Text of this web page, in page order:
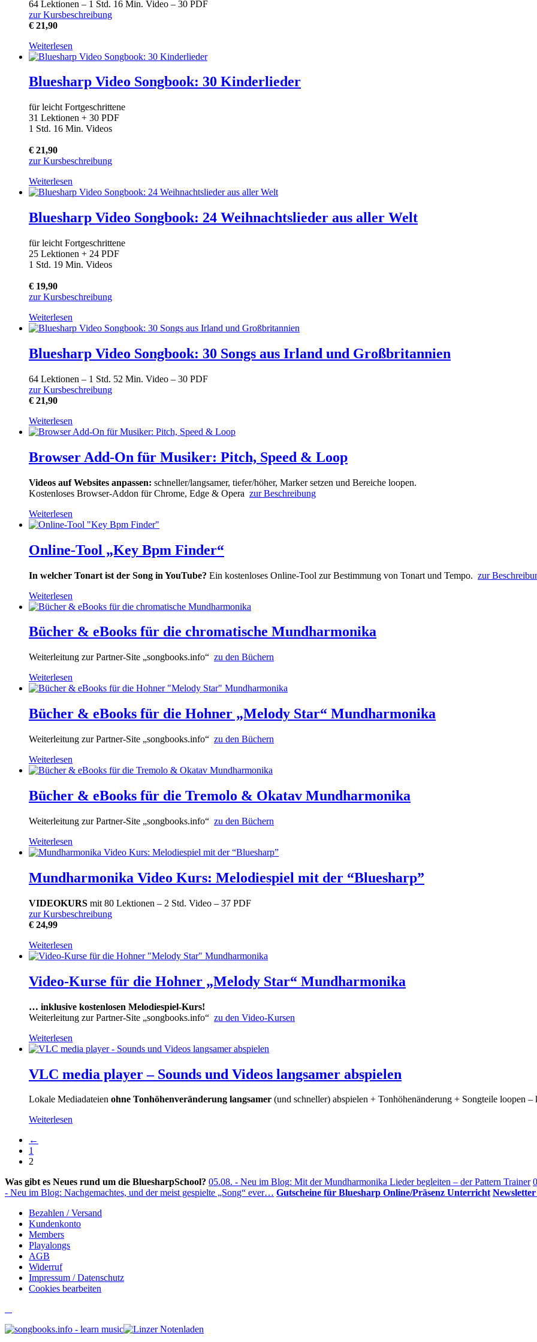
64 Lektionen – 1 Std. 16 Min. Video – 30 PDF
zur Kursbeschreibung
€ 21,90
Weiterlesen
Bluesharp Video Songbook: 30 Kinderlieder
für leicht Fortgeschrittene
31 Lektionen + 30 PDF
1 Std. 16 Min. Videos
€ 21,90
zur Kursbeschreibung
Weiterlesen
Bluesharp Video Songbook: 24 Weihnachtslieder aus aller Welt
für leicht Fortgeschrittene
25 Lektionen + 24 PDF
1 Std. 19 Min. Videos
€ 19,90
zur Kursbeschreibung
Weiterlesen
Bluesharp Video Songbook: 30 Songs aus Irland und Großbritannien
64 Lektionen – 1 Std. 52 Min. Video – 30 PDF
zur Kursbeschreibung
€ 21,90
Weiterlesen
Browser Add-On für Musiker: Pitch, Speed & Loop
Videos auf Websites anpassen: schneller/langsamer, tiefer/höher, Marker setzen und Bereiche loopen.
Kostenloses Browser-Addon für Chrome, Edge & Opera zur Beschreibung
Weiterlesen
Online-Tool „Key Bpm Finder“
In welcher Tonart ist der Song in YouTube? Ein kostenloses Online-Tool zur Bestimmung von Tonart und Tempo. zur
Weiterlesen
Bücher & eBooks für die chromatische Mundharmonika
Weiterleitung zur Partner-Site „songbooks.info“ zu den Büchern
Weiterlesen
Bücher & eBooks für die Hohner „Melody Star“ Mundharmonika
Weiterleitung zur Partner-Site „songbooks.info“ zu den Büchern
Weiterlesen
Bücher & eBooks für die Tremolo & Okatav Mundharmonika
Weiterleitung zur Partner-Site „songbooks.info“ zu den Büchern
Weiterlesen
Mundharmonika Video Kurs: Melodiespiel mit der “Bluesharp”
VIDEOKURS mit 80 Lektionen – 2 Std. Video – 37 PDF
zur Kursbeschreibung
€ 24,99
Weiterlesen
Video-Kurse für die Hohner „Melody Star“ Mundharmonika
… inklusive kostenlosen Melodiespiel-Kurs!
Weiterleitung zur Partner-Site „songbooks.info“ zu den Video-Kursen
Weiterlesen
VLC media player – Sounds und Videos langsamer abspielen
Lokale Mediadateien ohne Tonhöhenveränderung langsamer (und schneller) abspielen + Tonhöhenänderung + Songteile loopen –
Weiterlesen
←
1
2
Was gibt es Neues rund um die BluesharpSchool? 05.08. - Neu im Blog: Mit der Mundharmonika Lieder begleiten – der Pattern Trainer
- Neu im Blog: Nachgemachtes, und der meist gespielte „Song“ ever… Gutscheine für Bluesharp Online/Präsenz Unterricht
Bezahlen / Versand
Kundenkonto
Members
Playalongs
AGB
Widerruf
Impressum / Datenschutz
Cookies bearbeiten